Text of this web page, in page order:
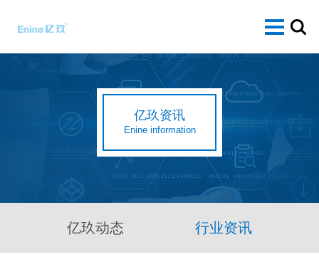
亿玖资讯
Enine information
亿玖动态 行业资讯